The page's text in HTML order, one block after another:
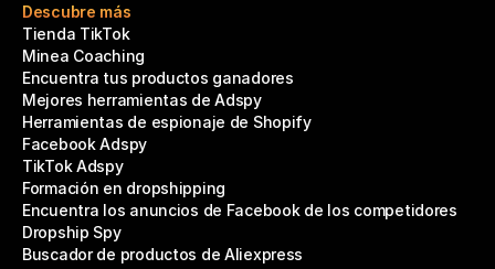
Descubre más
Tienda TikTok
Minea Coaching
Encuentra tus productos ganadores
Mejores herramientas de Adspy
Herramientas de espionaje de Shopify
Facebook Adspy
TikTok Adspy
Formación en dropshipping
Encuentra los anuncios de Facebook de los competidores
Dropship Spy
Buscador de productos de Aliexpress